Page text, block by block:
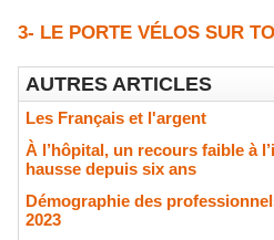
3- LE PORTE VÉLOS SUR
AUTRES ARTICLES
Les Français et l'argent
À l’hôpital, un recours faible à
hausse depuis six ans
Démographie des
2023